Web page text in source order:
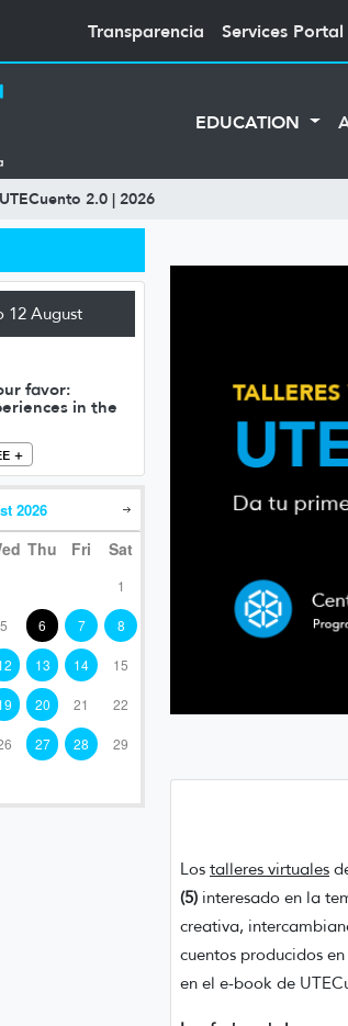
Transparencia Services Portal
EDUCATION
UTECuento 2.0 | 2026
12 August
favor:
in the
+
2026
Thu Fri Sat
1
5 6 7 8
13 14 15
20 21 22
27 28 29
Los talleres virtuales
(5) interesado en la
creativa,
cuentos producidos
en el e-book de